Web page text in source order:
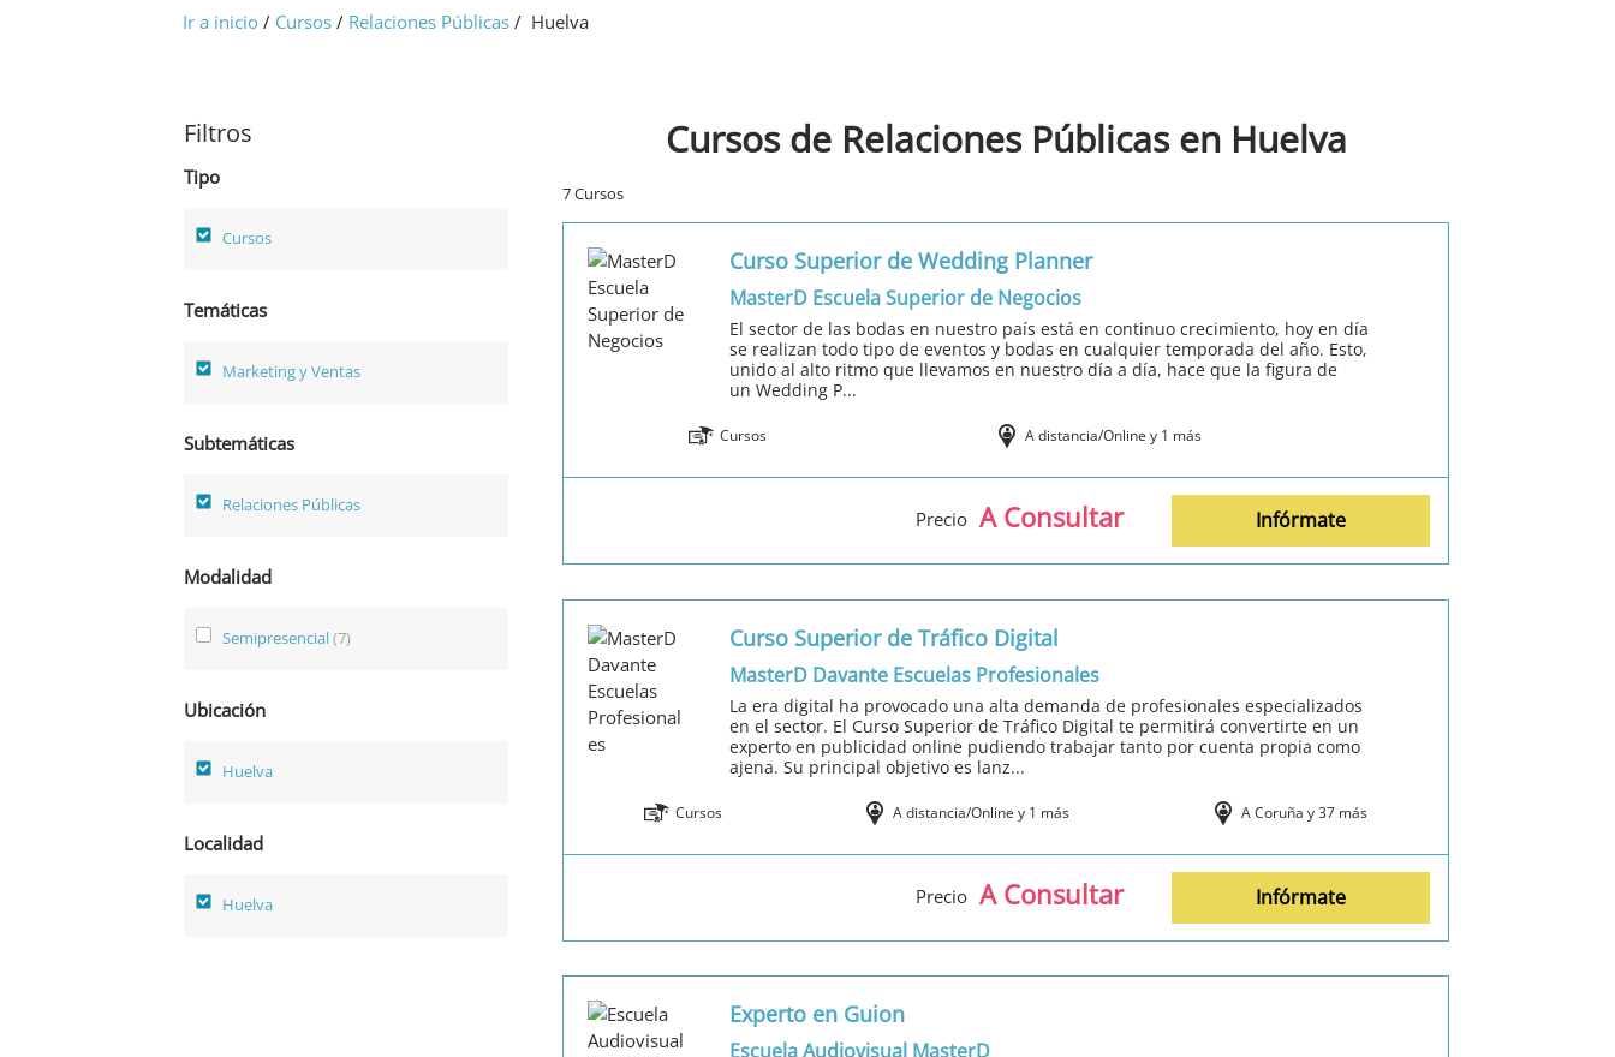
Ir a inicio / Cursos / Relaciones Públicas / Huelva
Filtros
Tipo
Cursos
Temáticas
Marketing y Ventas
Subtemáticas
Relaciones Públicas
Modalidad
Semipresencial(7)
Ubicación
Huelva
Localidad
Huelva
Cursos de Relaciones Públicas en Huelva
7 Cursos
Curso Superior de Wedding Planner
MasterD Escuela Superior de Negocios
El sector de las bodas en nuestro país está en continuo crecimiento, hoy en día
se realizan todo tipo de eventos y bodas en cualquier temporada del año. Esto,
unido al alto ritmo que llevamos en nuestro día a día, hace que la figura de
un Wedding P...
Cursos A distancia/Online y 1 más
Precio A Consultar Infórmate
Curso Superior de Tráfico Digital
MasterD Davante Escuelas Profesionales
La era digital ha provocado una alta demanda de profesionales especializados
en el sector. El Curso Superior de Tráfico Digital te permitirá convertirte en un
experto en publicidad online pudiendo trabajar tanto por cuenta propia como
ajena. Su principal objetivo es lanz...
Cursos A distancia/Online y 1 más A Coruña y 37 más
Precio A Consultar Infórmate
Experto en Guion
Escuela Audiovisual MasterD